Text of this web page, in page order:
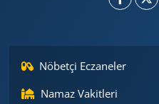
Nöbetçi Eczaneler
Namaz Vakitleri